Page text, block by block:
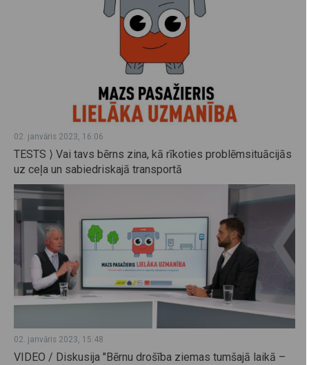
02. janvāris 2023, 16:06
TESTS ⟩ Vai tavs bērns zina, kā rīkoties problēmsituācijās
uz ceļa un sabiedriskajā transportā
02. janvāris 2023, 15:48
VIDEO / Diskusija "Bērnu drošība ziemas tumšajā laikā –